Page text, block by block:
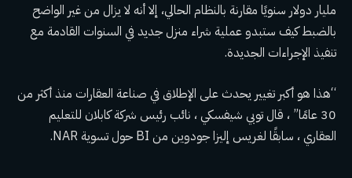
مليار دولار سنويًا مقارنة بالنظام الحالي، إلا أنه لا يزال من غير الواضح
بالضبط كيف ستبدو عملية شراء منزل جديد في السنوات القادمة مع
تنفيذ الإجراءات الجديدة.
“هذا هو أكبر تغيير يحدث على الإطلاق في صناعة العقارات منذ أكثر من
30 عامًا” ، قال توبي شيفسكي ، نائب رئيس شركة كابلان للتعليم
العقاري ، سابقًا لغريس إليزا جودوين من BI حول تسوية NAR.